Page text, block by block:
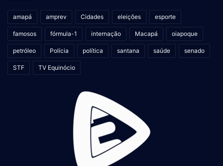
amapá amprev Cidades eleições esporte
famosos fórmula-1 internação Macapá oiapoque
petróleo Polícia política santana saúde senado
STF TV Equinócio